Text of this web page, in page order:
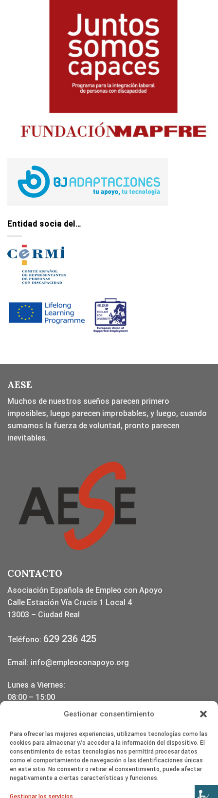
Gestionar consentimiento
Para ofrecer las mejores experiencias, utilizamos tecnologías como las
cookies para almacenar y/o acceder a la información del dispositivo. El
consentimiento de estas tecnologías nos permitirá procesar datos
como el comportamiento de navegación o las identificaciones únicas
en este sitio. No consentir o retirar el consentimiento, puede afectar
negativamente a ciertas características y funciones.
Gestionar los servicios
Entidad socia del…
AESE
Muchos de nuestros sueños parecen primero
imposibles, luego parecen improbables, y luego, cuando
sumamos la fuerza de voluntad, pronto parecen
inevitables.
CONTACTO
Asociación Española de Empleo con Apoyo
Calle Estación Vía Crucis 1 Local 4
13003 – Ciudad Real
Teléfono: 629 236 425
Email: info@empleoconapoyo.org
Lunes a Viernes:
08:00 – 15:00
DONDE ESTAMOS